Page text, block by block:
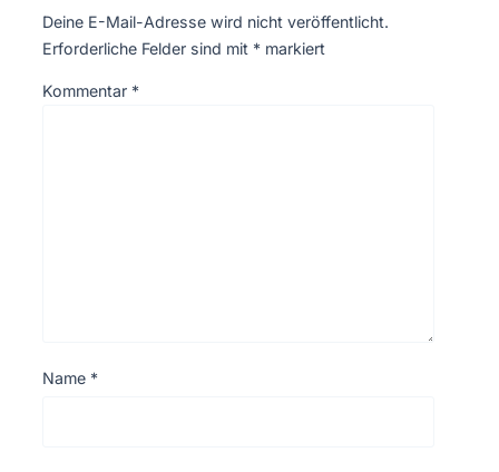
Deine E-Mail-Adresse wird nicht veröffentlicht.
Erforderliche Felder sind mit * markiert
Kommentar *
Name *